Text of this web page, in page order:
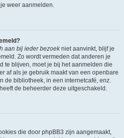
weer aanmelden.
aan bij ieder bezoekniet aanvinkt, blijf je
Zo wordt vermeden dat anderen je
te blijven, moet je bij het aanmelden die
af als je gebruik maakt van een openbare
de bibliotheek, in een internetcafé, enz.
de beheerder deze uitgeschakeld.
die door phpBB3 zijn aangemaakt,